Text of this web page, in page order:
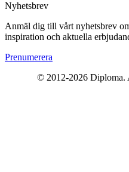
Nyhetsbrev
Anmäl dig till vårt nyhetsbrev
inspiration och aktuella
Prenumerera
© 2012-2026Diploma.